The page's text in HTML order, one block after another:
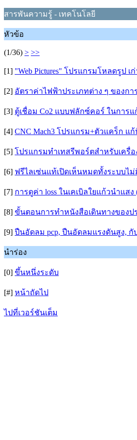
สารพันความรู้ - เทคโนโลยี
หัวข้อ
(1/36) > >>
[1] "Web Pictures" โปรแกรมโหลดรูป
[2] อัตราค่าไฟฟ้าประเภทต่าง ๆ ของก
[3] ตู้เชื่อม Co2 แบบฟลักซ์คอร์ ในการ
[4] CNC Mach3 โปรแกรม+ตัวแคร็ก แ
[5] โปรแกรมทำเทสรีพอร์ตสำหรับเครื่อ
[6] ฟรีไลเซ่นแท้เปิดเห็นหมดทั้งระบบไม่มี
[7] การดูค่า loss ในเคเบิลใยแก้วนำแสง
[8] ขั้นตอนการทำหนังสือเดินทางของป
[9] ปืนอัดลม pcp, ปืนอัดลมแรงดันสูง,
นำร่อง
[0] ขึ้นหนึ่งระดับ
[#] หน้าถัดไป
ไปที่เวอร์ชันเต็ม